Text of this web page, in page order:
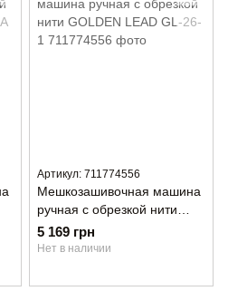
Артикул: 711774556
Мешкозашивочная машина
ручная с обрезкой нити
GOLDEN LEAD GL-26-1
5 169 грн
Нет в наличии